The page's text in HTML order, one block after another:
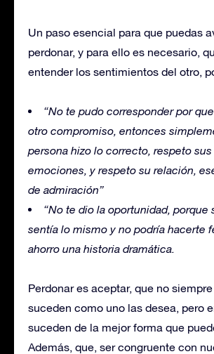
Un paso esencial para que puedas
perdonar, y para ello es necesario,
entender los sentimientos del otro,
“No te pudo corresponder por
otro compromiso, entonces
persona hizo lo correcto, respeto
emociones, y respeto su relación,
de admiración”
“No te dio la oportunidad, porque
sentía lo mismo y no podría hacerte
ahorro una historia dramática.
Perdonar es aceptar, que no
suceden como uno las desea, pero
suceden de la mejor forma que
Además, que, ser congruente con